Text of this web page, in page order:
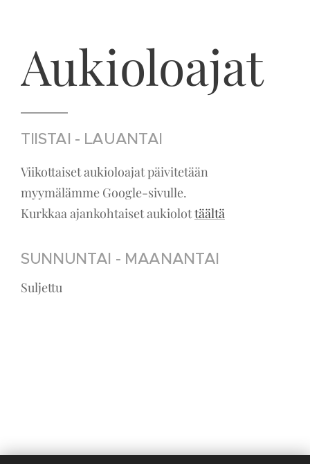
Aukioloajat
TIISTAI - LAUANTAI
Viikottaiset aukioloajat päivitetään
myymälämme Google-sivulle.
Kurkkaa ajankohtaiset aukiolottäältä
SUNNUNTAI - MAANANTAI
Suljettu